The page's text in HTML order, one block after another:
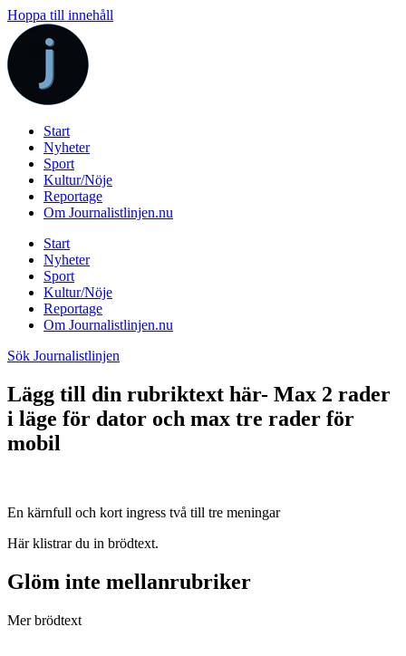
Hoppa till innehåll
Start
Nyheter
Sport
Kultur/Nöje
Reportage
Om Journalistlinjen.nu
Start
Nyheter
Sport
Kultur/Nöje
Reportage
Om Journalistlinjen.nu
Sök Journalistlinjen
Lägg till din rubriktext här- Max 2 rader
i läge för dator och max tre rader för
mobil
En kärnfull och kort ingress två till tre meningar
Här klistrar du in brödtext.
Glöm inte mellanrubriker
Mer brödtext